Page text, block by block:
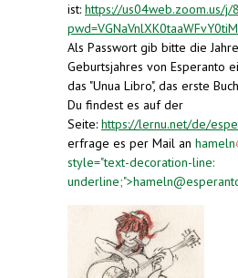
ist: https://us04web.zoom.us/j/
Als Passwort gib bitte die
Geburtsjahres von Esperanto
das "Unua Libro", das erste
Du findest es auf der
Seite: https://lernu.net/de/
erfrage es per Mail an hameln
style="text-decoration-line:
underline;">